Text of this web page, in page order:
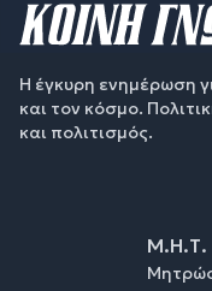
Η έγκυρη ενημέρωση
και τον κόσμο.
και πολιτισμός.
Μ.Η.Τ.